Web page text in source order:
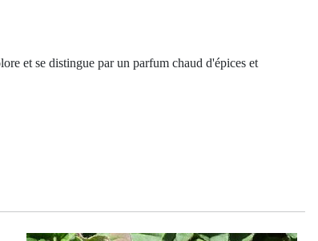
et se distingue par un parfum chaud d'épices et